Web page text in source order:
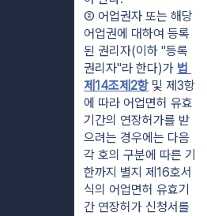
② 어업권자 또는 해당
어업권에 대하여 등록
된 권리자(이하 "등록
권리자"라 한다)가 법
제14조제2항 및 제3항
에 따라 어업면허 유효
기간의 연장허가를 받
으려는 경우에는 다음
각 호의 구분에 따른 기
한까지 별지 제16호서
식의 어업면허 유효기
간 연장허가 신청서를